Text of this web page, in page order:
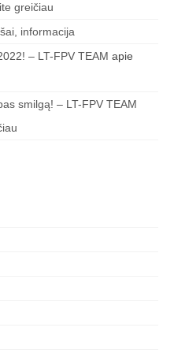
susitikimas –
greičiau
informacija
– LT-FPV TEAM apie
smilgą! – LT-FPV TEAM